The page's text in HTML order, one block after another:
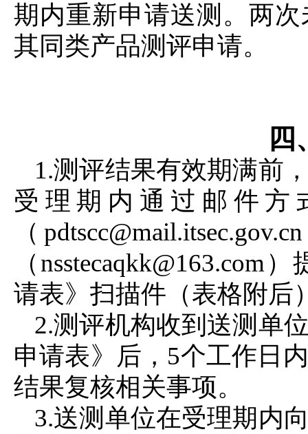
期内重新申请送测。两
其同类产品测评申请。
四
1.测评结果有效期满前
受理期内通过邮件方
（
（nsstecaqkk@163.com
请表》扫描件（表格附后
2.测评机构收到送测单
申请表》后，5个工作日
结果复核相关事项。
3.送测单位在受理期内